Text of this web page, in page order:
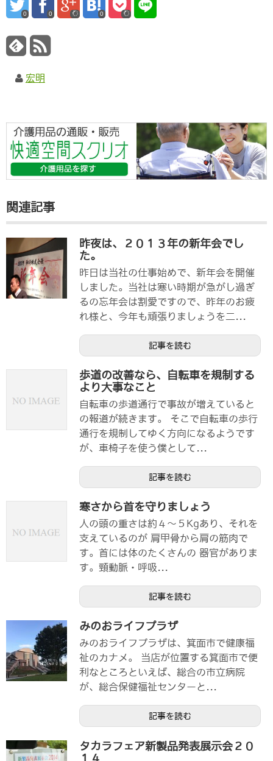
0 0 0
宏明
関連記事
昨夜は、２０１３年の新年会でし
た。
昨日は当社の仕事始めで、新年会を開催
しました。当社は寒い時期が急がし過ぎ
るの忘年会は割愛ですので、昨年のお疲
れ様と、今年も頑張りましょうを二...
記事を読む
歩道の改善なら、自転車を規制する
より大事なこと
自転車の歩道通行で事故が増えていると
の報道が続きます。 そこで自転車の歩行
通行を規制してゆく方向になるようです
が、車椅子を使う僕として...
記事を読む
寒さから首を守りましょう
人の頭の重さは約４～５Kgあり、それを
支えているのが 肩甲骨から肩の筋肉で
す。首には体のたくさんの 器官がありま
す。頸動脈・呼吸...
記事を読む
みのおライフプラザ
みのおライフプラザは、箕面市で健康福
祉のカナメ。 当店が位置する箕面市で便
利なところといえば、総合の市立病院
が、総合保健福祉センターと...
記事を読む
タカラフェア新製品発表展示会２０
１４